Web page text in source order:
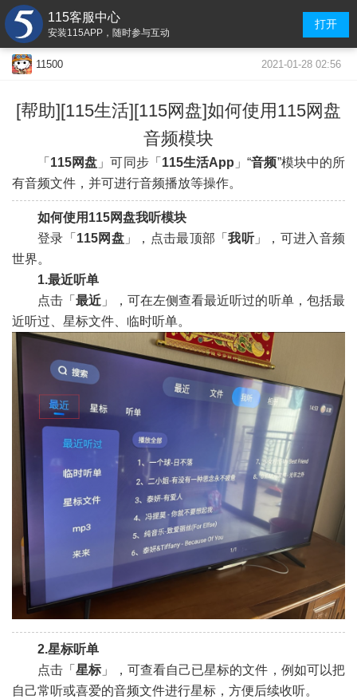
115客服中心
安装115APP，随时参与互动
打开
11500 2021-01-28 02:56
[帮助][115生活][115网盘]如何使用115网盘
音频模块
「 115网盘 」可同步「 115生活App 」“音频”模块中的所
有音频文件，并可进行音频播放等操作。
如何使用115网盘我听模块
登录「 115网盘」，点击最顶部「我听」，可进入音频
世界。
1.最近听单
点击「最近 」，可在左侧查看最近听过的听单，包括最
近听过、星标文件、临时听单。
2.星标听单
点击「星标」，可查看自己已星标的文件，例如可以把
自己常听或喜爱的音频文件进行星标，方便后续收听。